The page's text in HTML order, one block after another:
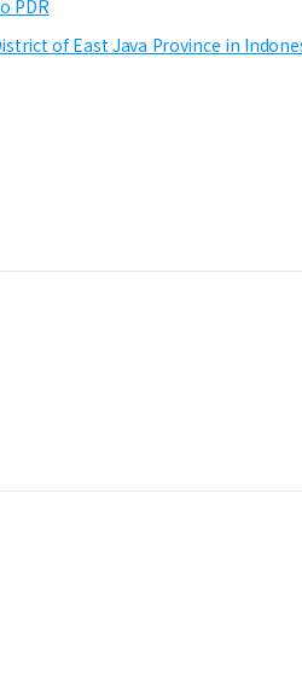
PDR
of East Java Province in